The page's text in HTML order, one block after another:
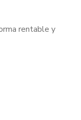
rentable y